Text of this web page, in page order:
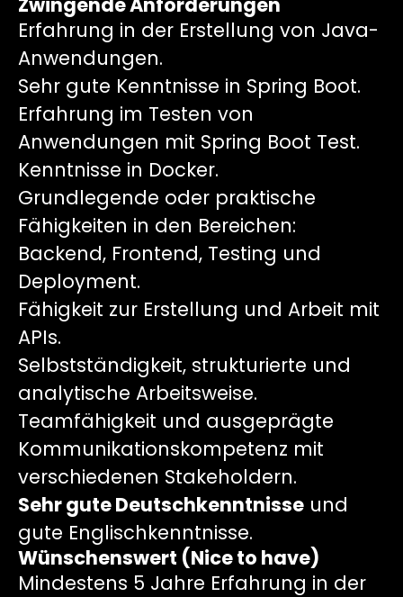
Erfahrung in der Erstellung von Java-
Anwendungen.
Sehr gute Kenntnisse in Spring Boot.
Erfahrung im Testen von
Anwendungen mit Spring Boot Test.
Kenntnisse in Docker.
Grundlegende oder praktische
Fähigkeiten in den Bereichen:
Backend, Frontend, Testing und
Deployment.
Fähigkeit zur Erstellung und Arbeit mit
APIs.
Selbstständigkeit, strukturierte und
analytische Arbeitsweise.
Teamfähigkeit und ausgeprägte
Kommunikationskompetenz mit
verschiedenen Stakeholdern.
Sehr gute Deutschkenntnisse und
gute Englischkenntnisse.
Wünschenswert (Nice to have)
Mindestens 5 Jahre Erfahrung in der